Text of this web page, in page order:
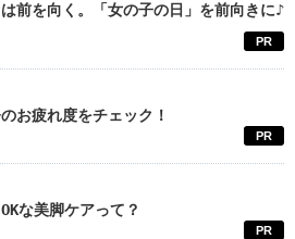
前を向く。「女の子の日」を前向きに♪
PR
お疲れ度をチェック！
PR
な美脚ケアって？
PR